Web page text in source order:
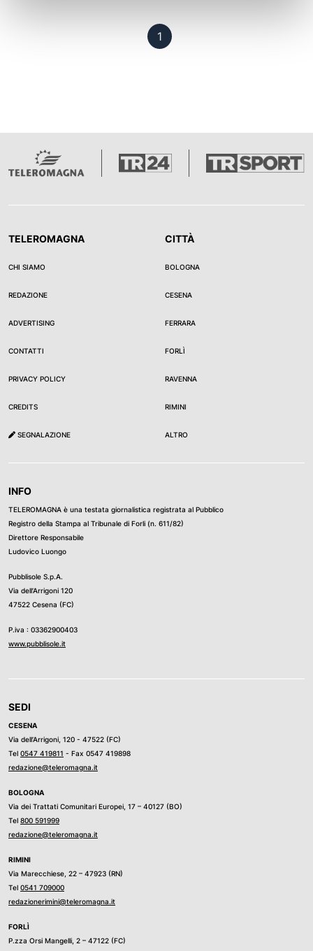
1 Pagina 1
TELEROMAGNA
CHI SIAMO
REDAZIONE
ADVERTISING
CONTATTI
PRIVACY POLICY
CREDITS
SEGNALAZIONE
CITTÀ
BOLOGNA
CESENA
FERRARA
FORLÌ
RAVENNA
RIMINI
ALTRO
INFO
TELEROMAGNA è una testata giornalistica registrata al Pubblico
Registro della Stampa al Tribunale di Forli (n. 611/82)
Direttore Responsabile
Ludovico Luongo
Pubblisole S.p.A.
Via dell’Arrigoni 120
47522 Cesena (FC)
P.iva : 03362900403
www.pubblisole.it
SEDI
CESENA
Via dell’Arrigoni, 120 - 47522 (FC)
Tel 0547 419811 - Fax 0547 419898
redazione@teleromagna.it
BOLOGNA
Via dei Trattati Comunitari Europei, 17 – 40127 (BO)
Tel 800 591999
redazione@teleromagna.it
RIMINI
Via Marecchiese, 22 – 47923 (RN)
Tel 0541 709000
redazionerimini@teleromagna.it
FORLÌ
P.zza Orsi Mangelli, 2 – 47122 (FC)